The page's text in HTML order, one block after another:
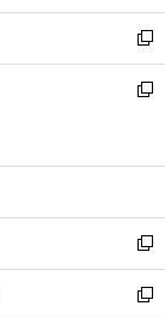
開
く
ウ
で
開
く
ン
ド
ウ
で
ウ
ィ
ン
ド
開
新
し
い
ン
ウ
で
開
く
新
ウ
ン
ド
ウ
で
新
し
い
新